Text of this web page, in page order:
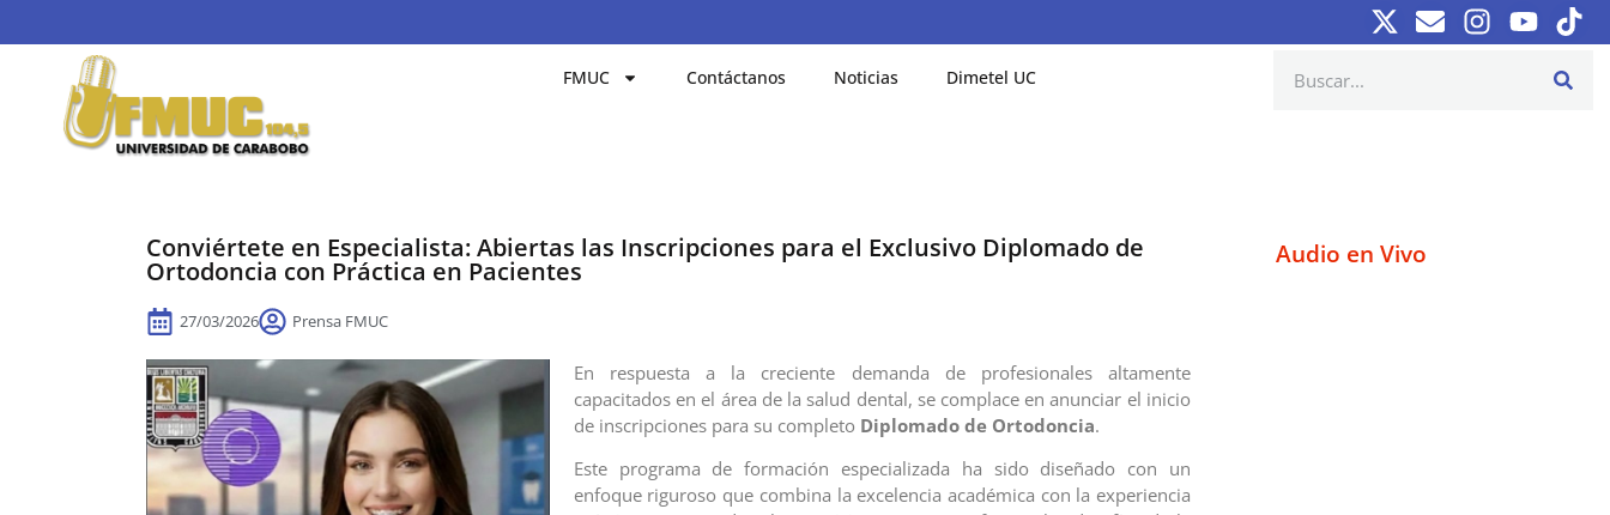
FMUC Contáctanos Noticias Dimetel UC
Conviértete en Especialista: Abiertas las Inscripciones para el Exclusivo Diplomado de
Ortodoncia con Práctica en Pacientes
27/03/2026 Prensa FMUC
En respuesta a la creciente demanda de profesionales altamente
capacitados en el área de la salud dental, se complace en anunciar el inicio
de inscripciones para su completo Diplomado de Ortodoncia.
Este programa de formación especializada ha sido diseñado con un
enfoque riguroso que combina la excelencia académica con la experiencia
Audio en Vivo